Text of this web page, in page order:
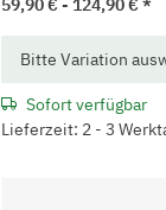
59,90 € - 124,90 €*
x
Bitte Variation
Sofort verfügbar
Lieferzeit: 2 - 3